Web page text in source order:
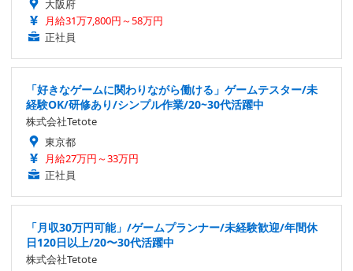
大阪府
月給31万7,800円～58万円
正社員
「好きなゲームに関わりながら働ける」ゲームテスター/未
経験OK/研修あり/シンプル作業/20~30代活躍中
株式会社Tetote
東京都
月給27万円～33万円
正社員
「月収30万円可能」/ゲームプランナー/未経験歓迎/年間休
日120日以上/20〜30代活躍中
株式会社Tetote